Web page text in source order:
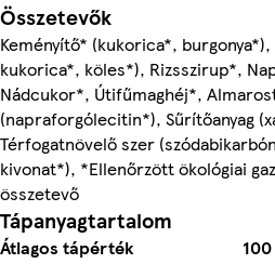
Összetevők
Keményítő* (kukorica*,
kukorica*, köles*), Rizsszirup*,
Nádcukor*, Útifűmaghéj*,
(napraforgólecitin*), Sűrítőanyag
Térfogatnövelő szer
kivonat*), *Ellenőrzött ökológiai
összetevő
Tápanyagtartalom
Átlagos tápérték